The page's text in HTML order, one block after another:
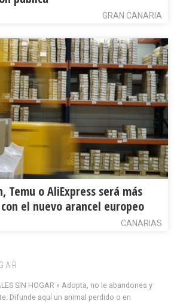
GRAN CANARIA
Temu o AliExpress será más
el nuevo arancel europeo
CANARIAS
SIN HOGAR » Adopta, no le abandones y
Difunde aquí un animal perdido o en